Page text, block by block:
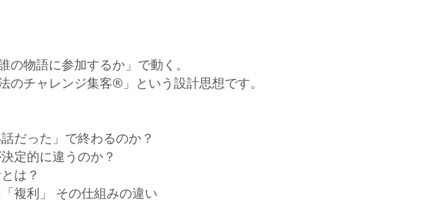
の物語に参加するか」で動く。
のチャレンジ集客®」という設計思想です。
だった」で終わるのか？
定的に違うのか？
は？
複利」 その仕組みの違い